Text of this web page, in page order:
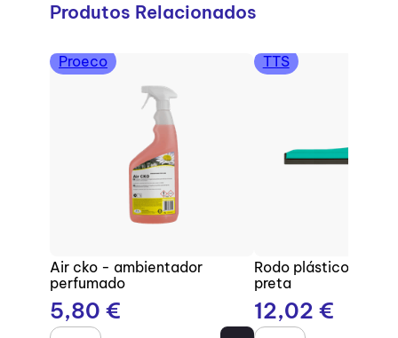
Produtos Relacionados
Proeco
Air cko - ambientador
perfumado
5,80 €
TTS
Rodo plástico com
preta
12,02 €